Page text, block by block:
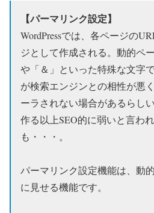
【パーマリンク設定】
WordPressでは、各ページの
ジとして作成される。動的ペ
や「＆」といった特殊な文字
が検索エンジンとの相性が悪
ーラされない場合があるらし
作る以上SEO的に弱いと言わ
も・・・。
パーマリンク設定機能は、動
に見せる機能です。